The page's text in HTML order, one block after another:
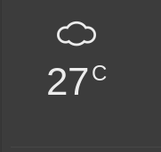
27C